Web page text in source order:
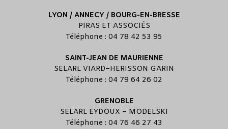
LYON / ANNECY / BOURG-EN-BRESSE
PIRAS ET ASSOCIÉS
Téléphone : 04 78 42 53 95
SAINT-JEAN DE MAURIENNE
SELARL VIARD–HERISSON GARIN
Téléphone : 04 79 64 26 02
GRENOBLE
SELARL EYDOUX – MODELSKI
Téléphone : 04 76 46 27 43